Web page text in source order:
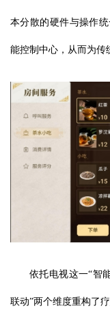
本分散的硬件与操作
能控制中心，从而为传
依托电视这一“智
联动”两个维度重构了